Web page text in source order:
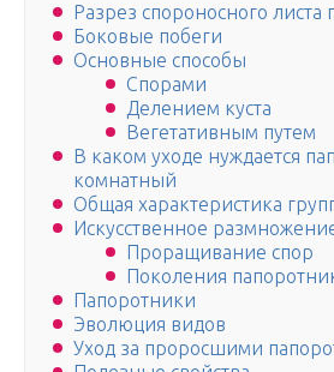
Разрез спороносного листа
Боковые побеги
Основные способы
Спорами
Делением куста
Вегетативным путем
В каком уходе нуждается
комнатный
Общая характеристика
Искусственное
Проращивание спор
Поколения
Папоротники
Эволюция видов
Уход за проросшими